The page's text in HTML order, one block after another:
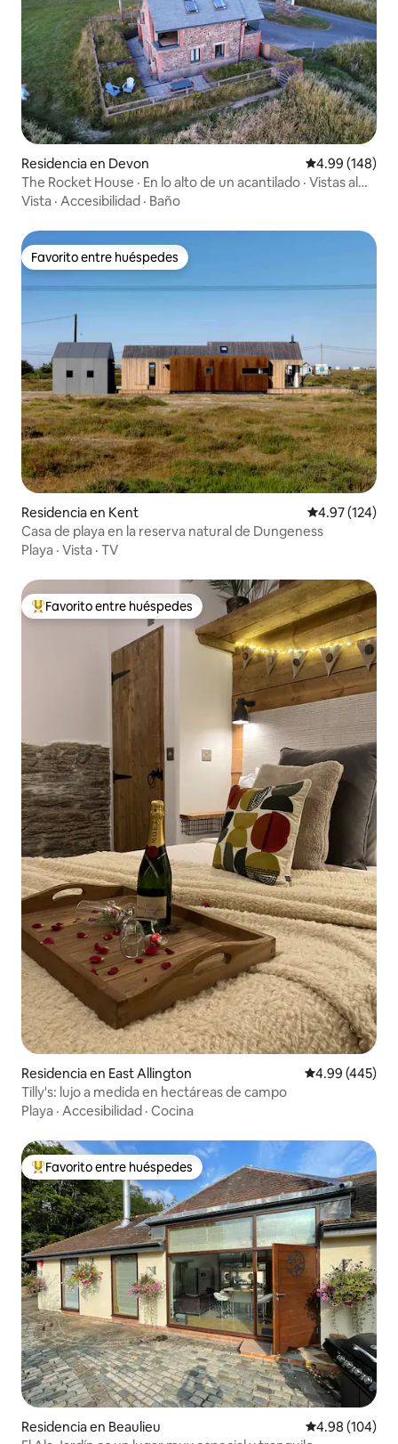
Residencia en Devon Calificación
4.99 (148)
The Rocket House · En lo alto de un acantilado · Vistas al
mar
Vista · Accesibilidad · Baño
Favorito entre huéspedes
Favorito entre huéspedes
Residencia en Kent Calificación
4.97 (124)
Casa de playa en la reserva natural de Dungeness
Playa · Vista · TV
De los mejores en Favorito entre huéspedes
Favorito entre huéspedes
Residencia en East Allington Calificación
4.99 (445)
Tilly's: lujo a medida en hectáreas de campo
Playa · Accesibilidad · Cocina
De los mejores en Favorito entre huéspedes
Favorito entre huéspedes
Residencia en Beaulieu Calificación
4.98 (104)